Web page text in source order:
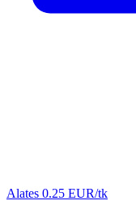
Alates 0.25 EUR/tk